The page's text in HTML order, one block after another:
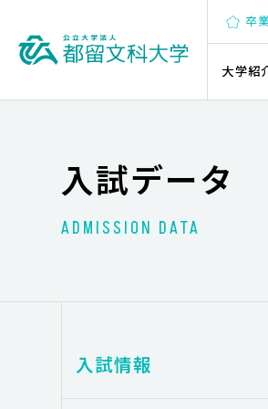
卒
大学紹
入試データ
ADMISSION DATA
入試情報